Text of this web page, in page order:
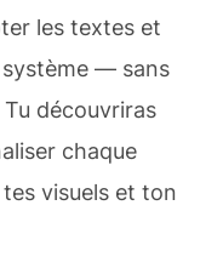
les textes et
— sans
découvriras
chaque
visuels et ton